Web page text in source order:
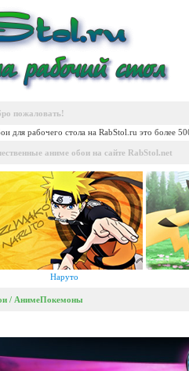
пожаловать!
для рабочего стола на RabStol.ru это более
аниме обои на сайте RabStol.net
Наруто
/ АнимеПокемоны